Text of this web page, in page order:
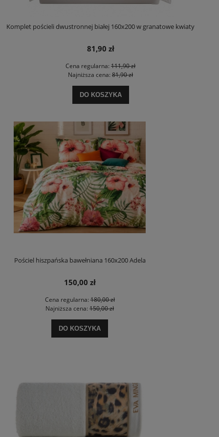
Komplet pościeli dwustronnej białej 160x200 w granatowe kwiaty
81,90 zł
Cena regularna: 111,90 zł
Najniższa cena: 81,90 zł
DO KOSZYKA
Pościel hiszpańska bawełniana 160x200 Adela
150,00 zł
Cena regularna:180,00 zł
Najniższa cena: 150,00 zł
DO KOSZYKA